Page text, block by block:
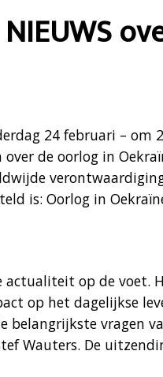
24 februari – om
de oorlog in
is: Oorlog in
actualiteit op de voet.
op het dagelijkse
belangrijkste vragen
Wauters. De